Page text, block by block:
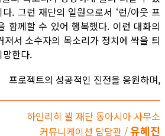
. 그런 재단의 일원으로서 ‘런/아웃 프
함께할 수 있어 행복했다. 이런 대화의
서 소수자의 목소리가 정치에 싹을 틔
망한다.
프로젝트의 성공적인 진전을 응원하며,
하인리히 뵐 재단 동아시아 사무소
커뮤니케이션 담당관 /유혜진